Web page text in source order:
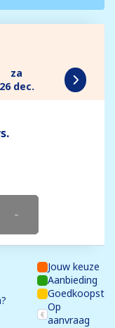
za
26 dec.
-
Jouw keuze
Aanbieding
Goedkoopst
Op
aanvraag